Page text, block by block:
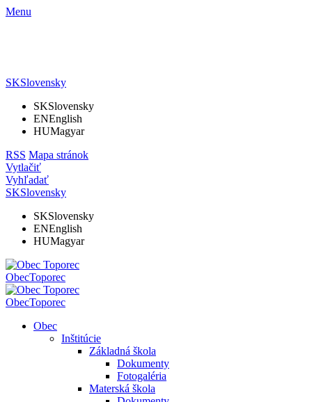
Menu
SKSlovensky
SKSlovensky
ENEnglish
HUMagyar
RSS Mapa stránok
Vytlačiť
Vyhľadať
SKSlovensky
SKSlovensky
ENEnglish
HUMagyar
ObecToporec
ObecToporec
Obec
Inštitúcie
Základná škola
Dokumenty
Fotogaléria
Materská škola